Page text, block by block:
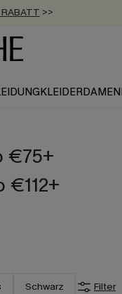
>>
ERHALTEN
89 €
KLEIDER
€75+
€112+
Schwarz Filter